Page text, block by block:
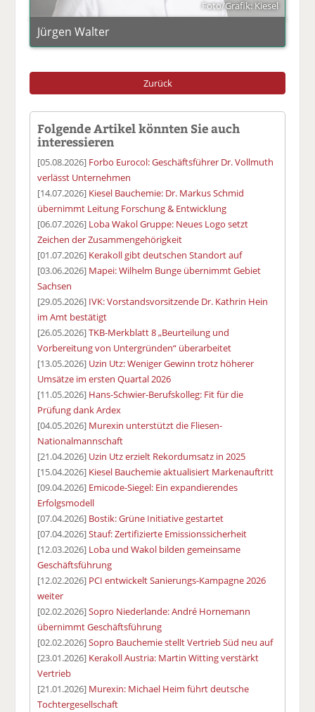
Foto/Grafik: Kiesel
Jürgen Walter
Zurück
Folgende Artikel könnten Sie auch
interessieren
[05.08.2026] Forbo Eurocol: Geschäftsführer Dr. Vollmuth
verlässt Unternehmen
[14.07.2026] Kiesel Bauchemie: Dr. Markus Schmid
übernimmt Leitung Forschung & Entwicklung
[06.07.2026] Loba Wakol Gruppe: Neues Logo setzt
Zeichen der Zusammengehörigkeit
[01.07.2026] Kerakoll gibt deutschen Standort auf
[03.06.2026] Mapei: Wilhelm Bunge übernimmt Gebiet
Sachsen
[29.05.2026] IVK: Vorstandsvorsitzende Dr. Kathrin Hein
im Amt bestätigt
[26.05.2026]TKB-Merkblatt 8 „Beurteilung und
Vorbereitung von Untergründen“ überarbeitet
[13.05.2026] Uzin Utz: Weniger Gewinn trotz höherer
Umsätze im ersten Quartal 2026
[11.05.2026] Hans-Schwier-Berufskolleg: Fit für die
Prüfung dank Ardex
[04.05.2026] Murexin unterstützt die Fliesen-
Nationalmannschaft
[21.04.2026] Uzin Utz erzielt Rekordumsatz in 2025
[15.04.2026] Kiesel Bauchemie aktualisiert Markenauftritt
[09.04.2026] Emicode-Siegel: Ein expandierendes
Erfolgsmodell
[07.04.2026] Bostik: Grüne Initiative gestartet
[07.04.2026]Stauf: Zertifizierte Emissionssicherheit
[12.03.2026] Loba und Wakol bilden gemeinsame
Geschäftsführung
[12.02.2026] PCI entwickelt Sanierungs-Kampagne 2026
weiter
[02.02.2026]Sopro Niederlande: André Hornemann
übernimmt Geschäftsführung
[02.02.2026]Sopro Bauchemie stellt Vertrieb Süd neu auf
[23.01.2026] Kerakoll Austria: Martin Witting verstärkt
Vertrieb
[21.01.2026] Murexin: Michael Heim führt deutsche
Tochtergesellschaft